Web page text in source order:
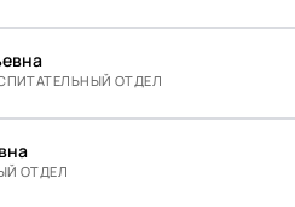
ОТДЕЛ
ОТДЕЛ